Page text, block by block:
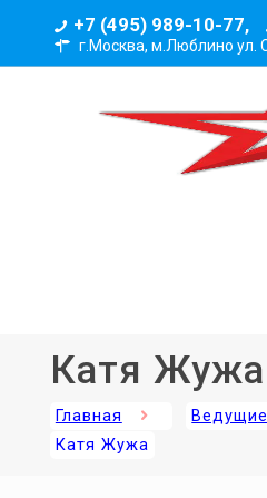
+7 (495) 989-10-77,
г.Москва, м.Люблино ул.
Катя Жужа
Главная
Катя Жужа